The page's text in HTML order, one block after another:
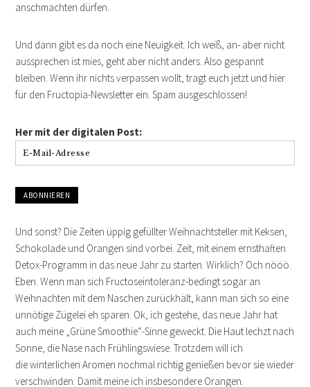
anschmachten dürfen.
Und dann gibt es da noch eine Neuigkeit. Ich weiß, an- aber nicht
aussprechen ist mies, geht aber nicht anders. Also gespannt
bleiben. Wenn ihr nichts verpassen wollt, tragt euch jetzt und hier
für den Fructopia-Newsletter ein. Spam ausgeschlossen!
Her mit der digitalen Post:
Und sonst? Die Zeiten üppig gefüllter Weihnachtsteller mit Keksen,
Schokolade und Orangen sind vorbei. Zeit, mit einem ernsthaften
Detox-Programm in das neue Jahr zu starten. Wirklich? Och nööö.
Eben. Wenn man sich Fructoseintoleranz-bedingt sogar an
Weihnachten mit dem Naschen zurückhält, kann man sich so eine
unnötige Zügelei eh sparen. Ok, ich gestehe, das neue Jahr hat
auch meine „Grüne Smoothie“-Sinne geweckt. Die Haut lechzt nach
Sonne, die Nase nach Frühlingswiese. Trotzdem will ich
die winterlichen Aromen nochmal richtig genießen bevor sie wieder
verschwinden. Damit meine ich insbesondere Orangen.